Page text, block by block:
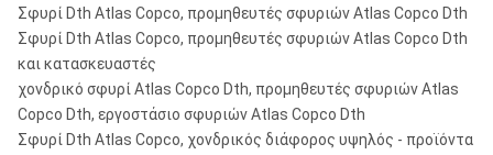
Σφυρί Dth Atlas Copco, προμηθευτές σφυριών Atlas Copco Dth
Σφυρί Dth Atlas Copco, προμηθευτές σφυριών Atlas Copco Dth
και κατασκευαστές
χονδρικό σφυρί Atlas Copco Dth, προμηθευτές σφυριών Atlas
Copco Dth, εργοστάσιο σφυριών Atlas Copco Dth
Σφυρί Dth Atlas Copco, χονδρικός διάφορος υψηλός - προϊόντα